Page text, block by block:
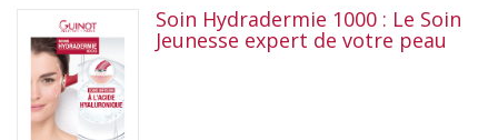
Soin Hydradermie 1000 : Le Soin
Jeunesse expert de votre peau